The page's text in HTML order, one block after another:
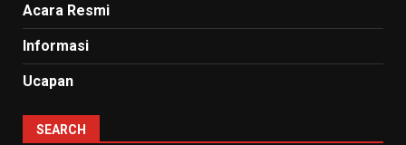
Acara Resmi
Informasi
Ucapan
SEARCH